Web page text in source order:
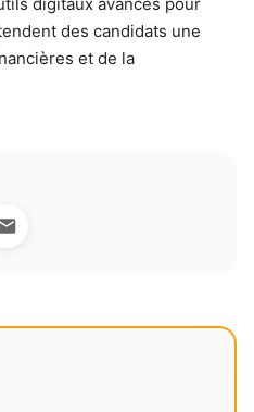
des candidats une
et de la